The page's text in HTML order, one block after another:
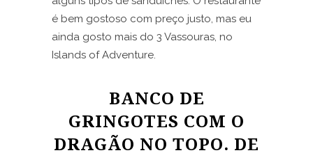
é bem gostoso com preço justo, mas eu
ainda gosto mais do 3 Vassouras, no
Islands of Adventure.
BANCO DE
GRINGOTES COM O
DRAGÃO NO TOPO. DE